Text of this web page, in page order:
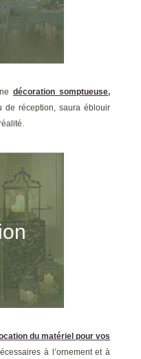
décoration somptueuse,
réception, saura éblouir
du matériel pour vos
à l’ornement et à